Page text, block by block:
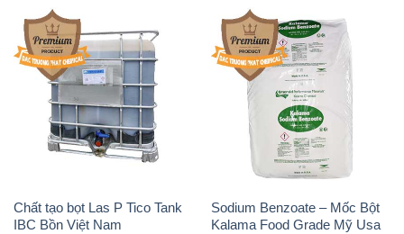
Chất tạo bọt Las P Tico Tank
IBC Bồn Việt Nam
Sodium Benzoate – Mốc Bột
Kalama Food Grade Mỹ Usa